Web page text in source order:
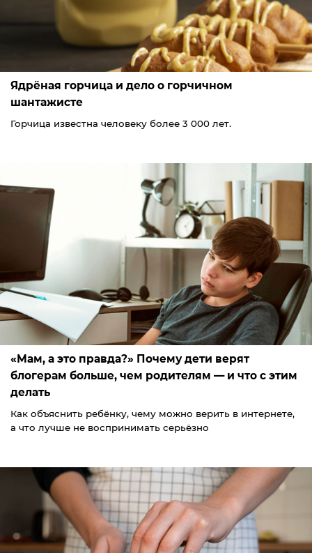
Ядрёная горчица и дело о горчичном
шантажисте
Горчица известна человеку более 3 000 лет.
«Мам, а это правда?» Почему дети верят
блогерам больше, чем родителям — и что с этим
делать
Как объяснить ребёнку, чему можно верить в интернете,
а что лучше не воспринимать серьёзно